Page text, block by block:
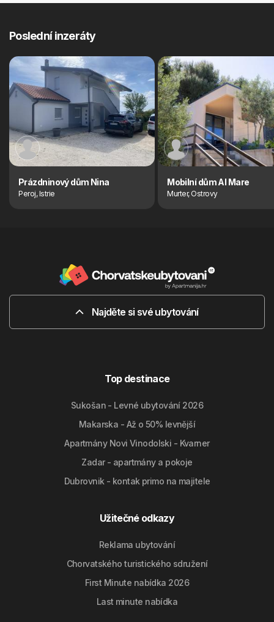
Poslední inzeráty
Prázdninový dům Nina
Peroj, Istrie
Mobilní dům Al Mare
Murter, Ostrovy
Najděte si své ubytování
Top destinace
Sukošan - Levné ubytování 2026
Makarska - Až o 50% levnější
Apartmány Novi Vinodolski - Kvarner
Zadar - apartmány a pokoje
Dubrovnik - kontak primo na majitele
Užitečné odkazy
Reklama ubytování
Chorvatského turistického sdružení
First Minute nabídka 2026
Last minute nabídka